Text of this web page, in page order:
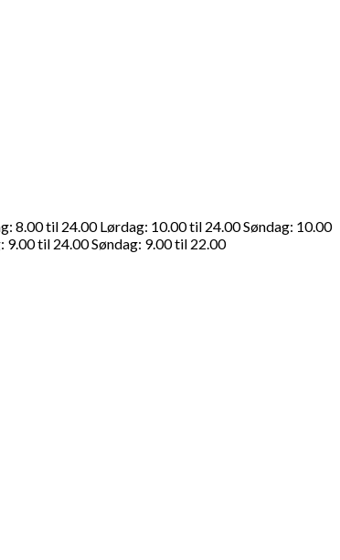
8.00 til 24.00 Lørdag: 10.00 til 24.00 Søndag: 10.00
til 24.00 Søndag: 9.00 til 22.00